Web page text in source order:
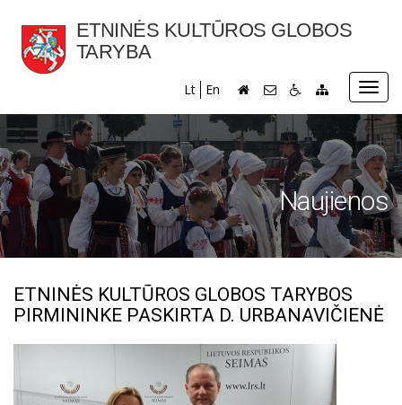
ETNINĖS KULTŪROS GLOBOS
TARYBA
Lt En
Naujienos
ETNINĖS KULTŪROS GLOBOS TARYBOS
PIRMININKE PASKIRTA D. URBANAVIČIENĖ